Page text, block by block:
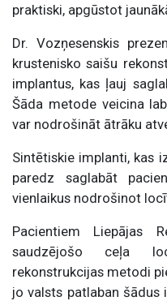
praktiski, apgūstot
Dr. Vozņesenskis
krustenisko saišu
implantus, kas ļauj
Šāda metode veicina
var nodrošināt ātrāku
Sintētiskie implanti, kas
paredz saglabāt
vienlaikus nodrošinot
Pacientiem Liepājas
saudzējošo ceļa
rekonstrukcijas metodi
jo valsts patlaban šādus